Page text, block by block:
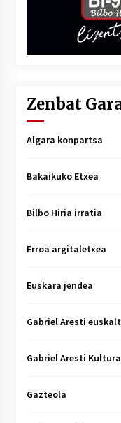
Zenbat
Algara konpartsa
Bakaikuko Etxea
Bilbo Hiria irratia
Erroa argitaletxea
Euskara jendea
Gabriel Aresti
Gabriel Aresti
Gazteola